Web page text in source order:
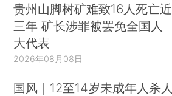
贵州山脚树矿难致16人死亡近
三年 矿长涉罪被罢免全国人
大代表
2026年08月08日
国风｜12至14岁未成年人杀人